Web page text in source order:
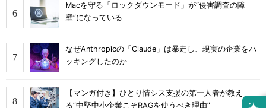
Macを守る「ロックダウンモード」が“侵害調査の障
壁”になっている
なぜAnthropicの「Claude」は暴走し、現実の企業をハ
ッキングしたのか
【マンガ付き】ひとり情シス支援の第一人者が教え
る”中堅中小企業こそRAGを使うべき理由”